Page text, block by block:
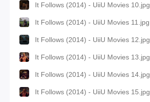
It Follows (2014) - UiiU Movies 10.jpg
It Follows (2014) - UiiU Movies 11.jpg
It Follows (2014) - UiiU Movies 12.jpg
It Follows (2014) - UiiU Movies 13.jpg
It Follows (2014) - UiiU Movies 14.jpg
It Follows (2014) - UiiU Movies 15.jpg